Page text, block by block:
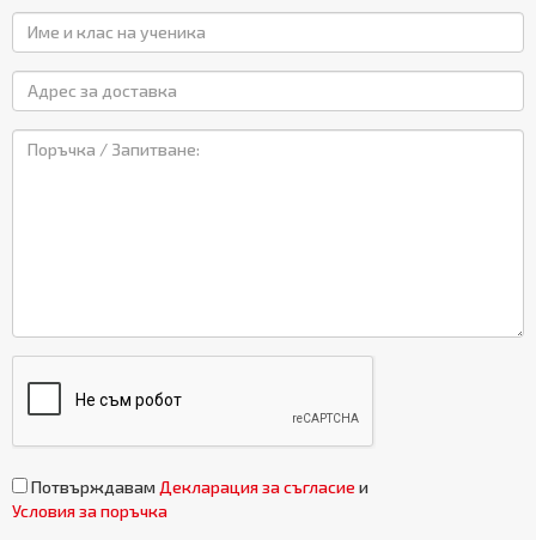
Потвърждавам Декларация за съгласие и
Условия за поръчка